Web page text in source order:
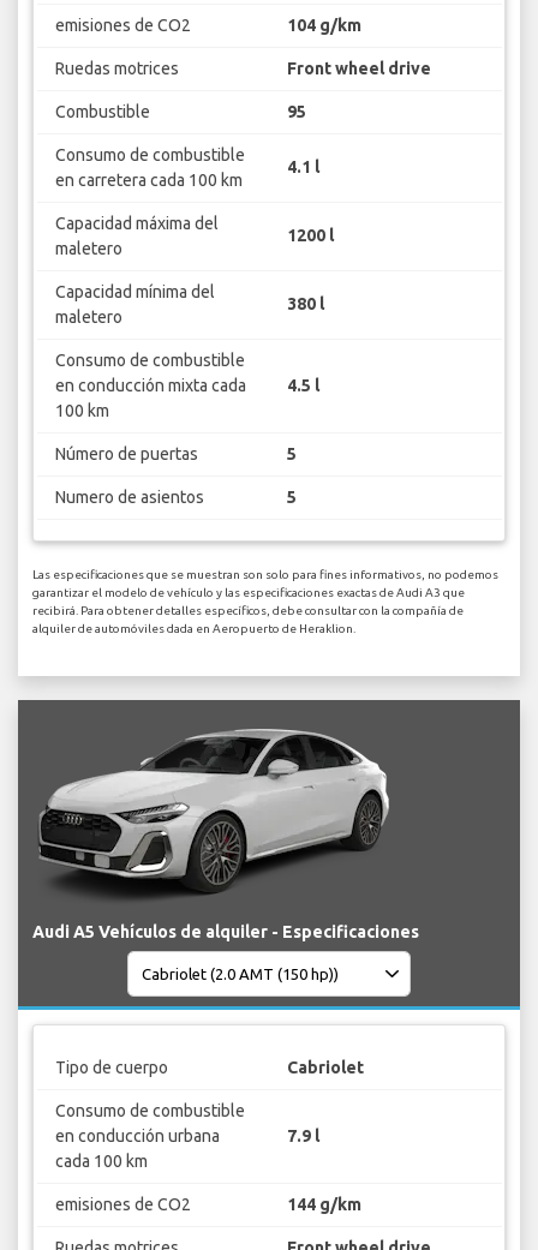
emisiones de CO2 104 g/km
Ruedas motrices Front wheel drive
Combustible 95
Consumo de combustible
en carretera cada 100 km
4.1 l
Capacidad máxima del
maletero
1200 l
Capacidad mínima del
maletero
380 l
Consumo de combustible
en conducción mixta cada
100 km
4.5 l
Número de puertas 5
Numero de asientos 5
Las especificaciones que se muestran son solo para fines informativos, no podemos
garantizar el modelo de vehículo y las especificaciones exactas de Audi A3 que
recibirá. Para obtener detalles específicos, debe consultar con la compañía de
alquiler de automóviles dada en Aeropuerto de Heraklion.
Audi A5 Vehículos de alquiler - Especificaciones
Tipo de cuerpo Cabriolet
Consumo de combustible
en conducción urbana
cada 100 km
7.9 l
emisiones de CO2 144 g/km